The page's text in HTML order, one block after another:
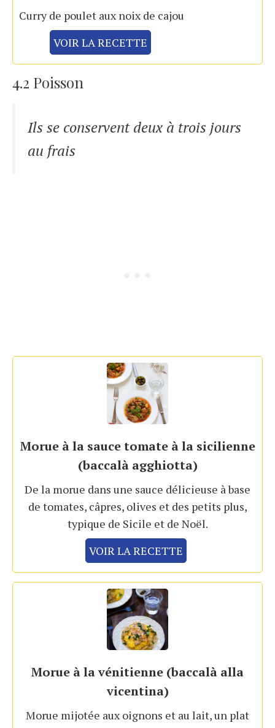
Curry de poulet aux noix de cajou
VOIR LA RECETTE
4.2 Poisson
Ils se conservent deux à trois jours
au frais
Morue à la sauce tomate à la sicilienne
(baccalà agghiotta)
De la morue dans une sauce délicieuse à base
de tomates, câpres, olives et des petits plus,
typique de Sicile et de Noël.
VOIR LA RECETTE
Morue à la vénitienne (baccalà alla
vicentina)
Morue mijotée aux oignons et au lait, un plat